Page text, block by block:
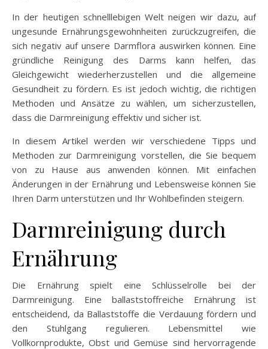
In der heutigen schnelllebigen Welt neigen wir dazu, auf
ungesunde Ernährungsgewohnheiten zurückzugreifen, die
sich negativ auf unsere Darmflora auswirken können. Eine
gründliche Reinigung des Darms kann helfen, das
Gleichgewicht wiederherzustellen und die allgemeine
Gesundheit zu fördern. Es ist jedoch wichtig, die richtigen
Methoden und Ansätze zu wählen, um sicherzustellen,
dass die Darmreinigung effektiv und sicher ist.
In diesem Artikel werden wir verschiedene Tipps und
Methoden zur Darmreinigung vorstellen, die Sie bequem
von zu Hause aus anwenden können. Mit einfachen
Änderungen in der Ernährung und Lebensweise können Sie
Ihren Darm unterstützen und Ihr Wohlbefinden steigern.
Darmreinigung durch
Ernährung
Die Ernährung spielt eine Schlüsselrolle bei der
Darmreinigung. Eine ballaststoffreiche Ernährung ist
entscheidend, da Ballaststoffe die Verdauung fördern und
den Stuhlgang regulieren. Lebensmittel wie
Vollkornprodukte, Obst und Gemüse sind hervorragende